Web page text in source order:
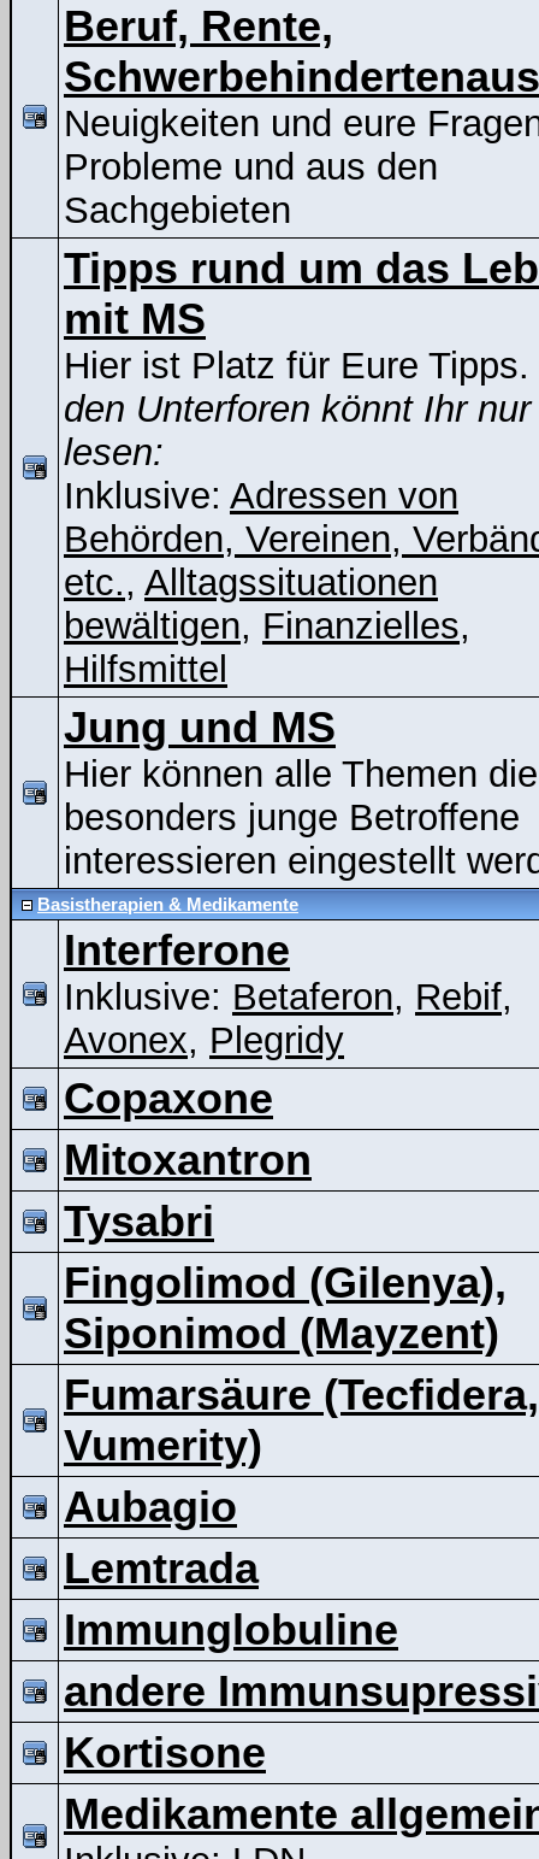
Beruf, Rente,
Neuigkeiten und eure
Probleme und aus den
Sachgebieten
Tipps rund um das
mit MS
Hier ist Platz für Eure Tipps.
den Unterforen könnt Ihr nur
lesen:
Inklusive: Adressen von
Behörden, Vereinen,
etc., Alltagssituationen
bewältigen, Finanzielles,
Hilfsmittel
Jung und MS
Hier können alle Themen die
besonders junge Betroffene
interessieren eingestellt
Basistherapien & Medikamente
Interferone
Inklusive: Betaferon, Rebif,
Avonex, Plegridy
Copaxone
Mitoxantron
Tysabri
Fingolimod (Gilenya),
Siponimod (Mayzent)
Fumarsäure (Tecfidera,
Vumerity)
Aubagio
Lemtrada
Immunglobuline
andere
Kortisone
Medikamente